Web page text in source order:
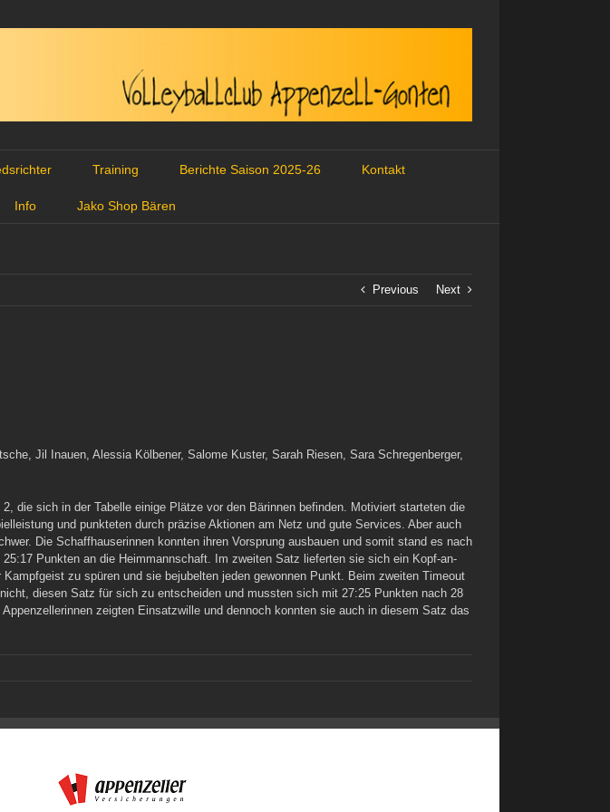
Training Berichte Saison 2025-26 Kontakt
Info Jako Shop Bären
Previous Next
Jil Inauen, Alessia Kölbener, Salome Kuster, Sarah Riesen, Sara Schregenberger,
die sich in der Tabelle einige Plätze vor den Bärinnen befinden. Motiviert starteten die
und punkteten durch präzise Aktionen am Netz und gute Services. Aber auch
Die Schaffhauserinnen konnten ihren Vorsprung ausbauen und somit stand es nach
Punkten an die Heimmannschaft. Im zweiten Satz lieferten sie sich ein Kopf-an-
zu spüren und sie bejubelten jeden gewonnen Punkt. Beim zweiten Timeout
diesen Satz für sich zu entscheiden und mussten sich mit 27:25 Punkten nach 28
zeigten Einsatzwille und dennoch konnten sie auch in diesem Satz das